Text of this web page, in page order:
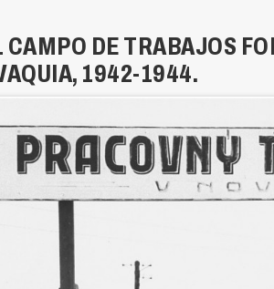
CAMPO DE TRABAJOS
1942-1944.